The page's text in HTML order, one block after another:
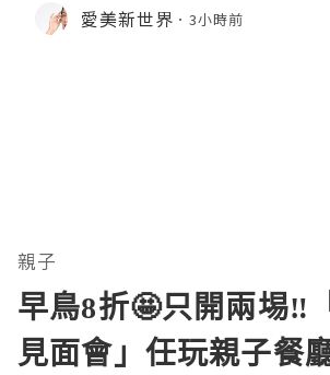
愛美新世界 3小時前
親子
早鳥8折🤩只開兩埸‼️
見面會」任玩親子餐